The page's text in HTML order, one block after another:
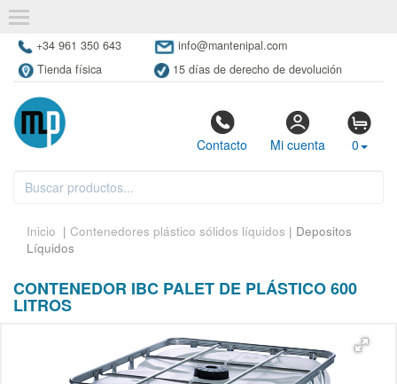
+34 961 350 643
info@mantenipal.com
Tienda física
15 días de derecho de devolución
Contacto Mi cuenta 0
Inicio | Contenedores plástico sólidos líquidos | Depositos
Líquidos
CONTENEDOR IBC PALET DE PLÁSTICO 600
LITROS